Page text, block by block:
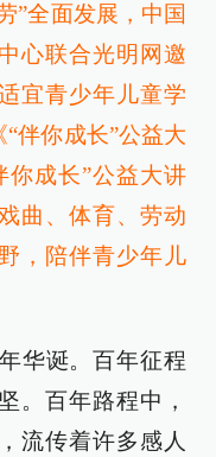
”全面发展，中国
心联合光明网邀
宜青少年儿童学
伴你成长”公益大
你成长”公益大讲
曲、体育、劳动
，陪伴青少年儿
华诞。百年征程
。百年路程中，
流传着许多感人